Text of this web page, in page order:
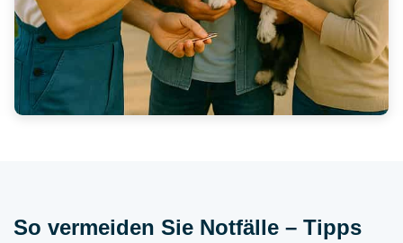
So vermeiden Sie Notfälle – Tipps